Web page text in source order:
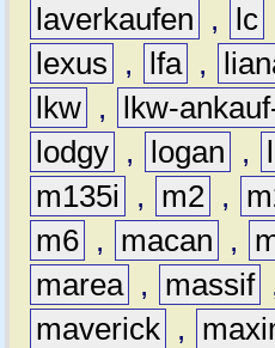
laverkaufen
, lc
lexus
, lfa ,
lkw , lkw-
lodgy , logan ,
m135i
, m2 ,
m6 , macan ,
marea , massif
maverick ,